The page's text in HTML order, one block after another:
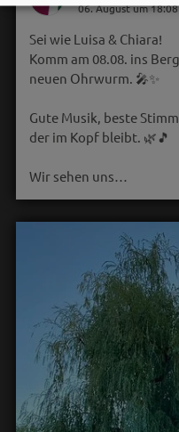
06. August um
Sei wie Luisa & Chiara!
Komm am 08.08. ins
neuen Ohrwurm. 🎤✨
Gute Musik, beste
der im Kopf bleibt. 🌿🎵
Wir sehen uns…